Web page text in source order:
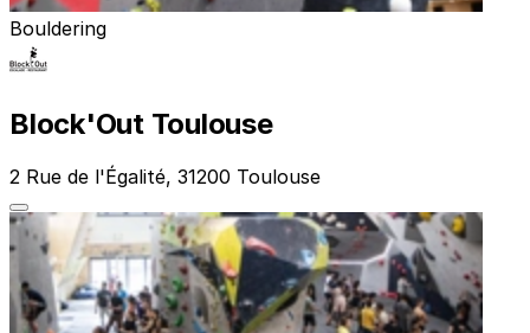
Bouldering
Block'Out Toulouse
2 Rue de l'Égalité, 31200 Toulouse